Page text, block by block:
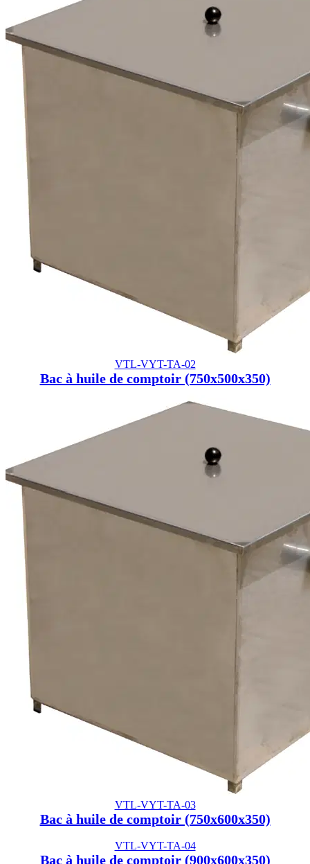
VTL-VYT-TA-02
Bac à huile de comptoir (750x500x350)
VTL-VYT-TA-03
Bac à huile de comptoir (750x600x350)
VTL-VYT-TA-04
Bac à huile de comptoir (900x600x350)